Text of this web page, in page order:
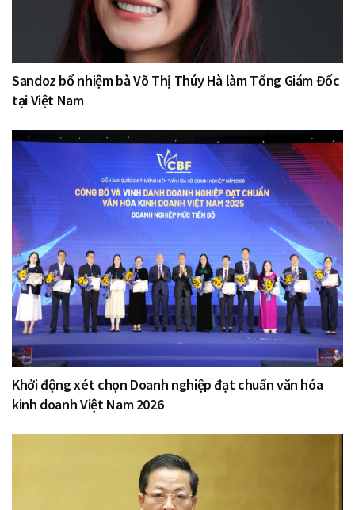
Sandoz bổ nhiệm bà Võ Thị Thúy Hà làm Tổng Giám Đốc
tại Việt Nam
Khởi động xét chọn Doanh nghiệp đạt chuẩn văn hóa
kinh doanh Việt Nam 2026